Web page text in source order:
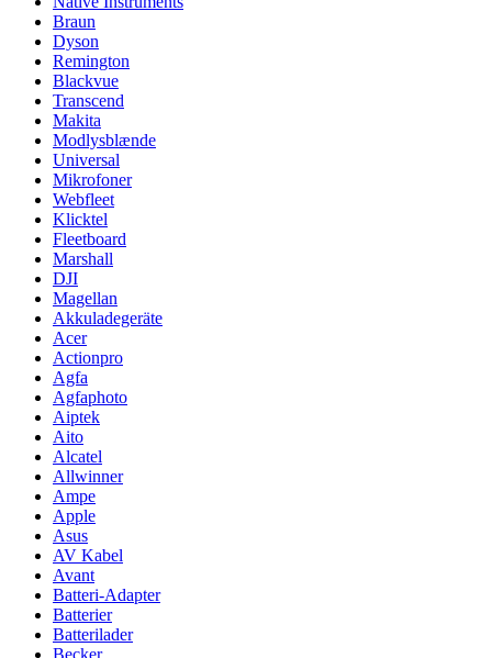
Braun
Dyson
Remington
Blackvue
Transcend
Makita
Modlysblænde
Universal
Mikrofoner
Webfleet
Klicktel
Fleetboard
Marshall
DJI
Magellan
Akkuladegeräte
Acer
Actionpro
Agfa
Agfaphoto
Aiptek
Aito
Alcatel
Allwinner
Ampe
Apple
Asus
AV Kabel
Avant
Batteri-Adapter
Batterier
Batterilader
Becker